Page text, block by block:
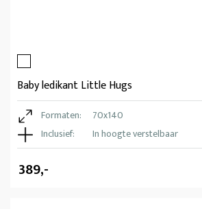
Baby ledikant Little Hugs
Formaten:
70x140
Inclusief:
In hoogte verstelbaar
389,-